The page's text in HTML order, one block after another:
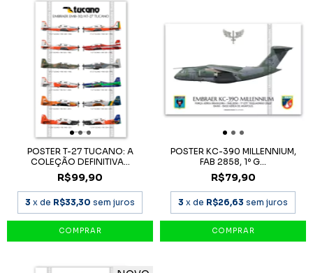
POSTER T-27 TUCANO: A
COLEÇÃO DEFINITIVA...
R$99,90
3 x de R$33,30 sem juros
POSTER KC-390 MILLENNIUM,
FAB 2858, 1º G...
R$79,90
3 x de R$26,63 sem juros